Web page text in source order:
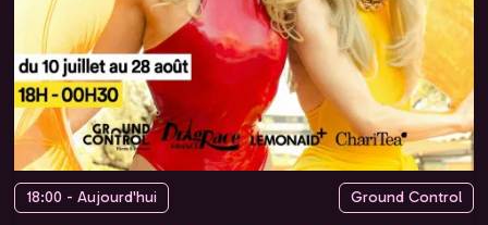
18:00 - Aujourd'hui Ground Control